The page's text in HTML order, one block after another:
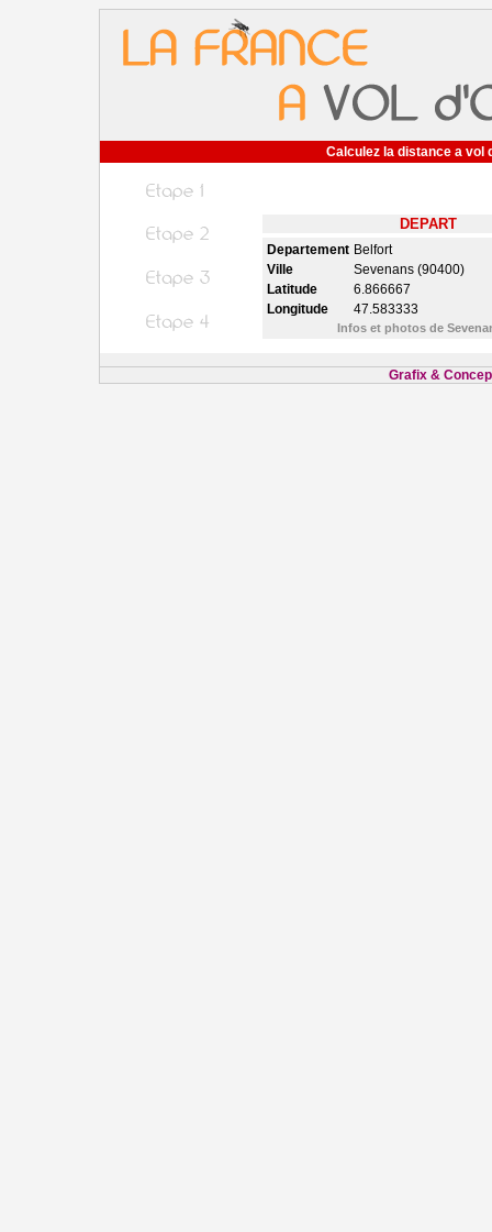
Calculez la distance a vol
DEPART
Departement Belfort
Ville
Sevenans (90400)
Latitude
6.866667
Longitude
47.583333
Infos et photos de
Grafix &